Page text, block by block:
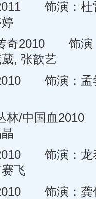
饰演：杜雷
2010 饰演：
, 张歆艺
饰演：孟尝
/中国血2010
饰演：龙泰
飞
饰演：龚俭